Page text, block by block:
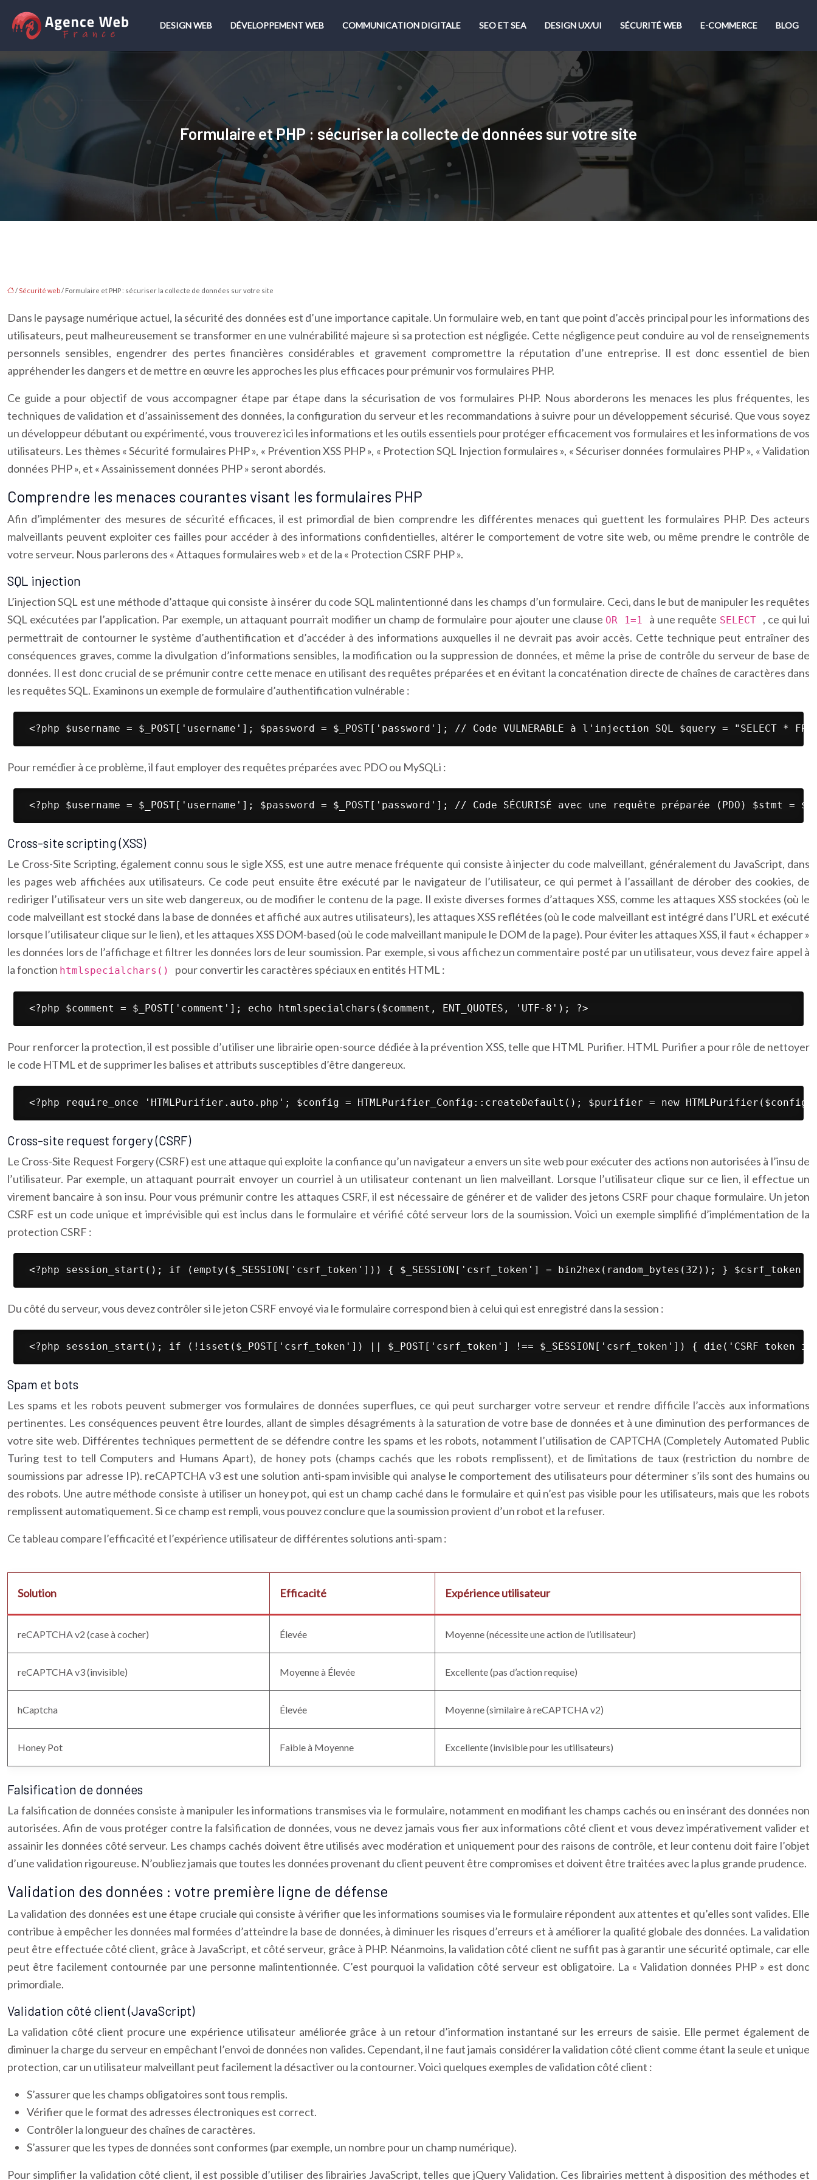
DESIGN WEB DÉVELOPPEMENT WEB COMMUNICATION DIGITALE SEO ET SEA DESIGN UX/UI SÉCURITÉ WEB E-COMMERCE BLOG
Formulaire et PHP : sécuriser la collecte de données sur votre site
/Sécurité web/ Formulaire et PHP : sécuriser la collecte de données sur votre site
Dans le paysage numérique actuel, la sécurité des données est d’une importance capitale. Un formulaire web, en tant que point d’accès principal pour les informations des
utilisateurs, peut malheureusement se transformer en une vulnérabilité majeure si sa protection est négligée. Cette négligence peut conduire au vol de renseignements
personnels sensibles, engendrer des pertes financières considérables et gravement compromettre la réputation d’une entreprise. Il est donc essentiel de bien
appréhender les dangers et de mettre en œuvre les approches les plus efficaces pour prémunir vos formulaires PHP.
Ce guide a pour objectif de vous accompagner étape par étape dans la sécurisation de vos formulaires PHP. Nous aborderons les menaces les plus fréquentes, les
techniques de validation et d’assainissement des données, la configuration du serveur et les recommandations à suivre pour un développement sécurisé. Que vous soyez
un développeur débutant ou expérimenté, vous trouverez ici les informations et les outils essentiels pour protéger efficacement vos formulaires et les informations de vos
utilisateurs. Les thèmes « Sécurité formulaires PHP », « Prévention XSS PHP », « Protection SQL Injection formulaires », « Sécuriser données formulaires PHP », « Validation
données PHP », et « Assainissement données PHP » seront abordés.
Comprendre les menaces courantes visant les formulaires PHP
Afin d’implémenter des mesures de sécurité efficaces, il est primordial de bien comprendre les différentes menaces qui guettent les formulaires PHP. Des acteurs
malveillants peuvent exploiter ces failles pour accéder à des informations confidentielles, altérer le comportement de votre site web, ou même prendre le contrôle de
votre serveur. Nous parlerons des « Attaques formulaires web » et de la « Protection CSRF PHP ».
SQL injection
L’injection SQL est une méthode d’attaque qui consiste à insérer du code SQL malintentionné dans les champs d’un formulaire. Ceci, dans le but de manipuler les requêtes
SQL exécutées par l’application. Par exemple, un attaquant pourrait modifier un champ de formulaire pour ajouter une clause OR 1=1 à une requête SELECT , ce qui lui
permettrait de contourner le système d’authentification et d’accéder à des informations auxquelles il ne devrait pas avoir accès. Cette technique peut entraîner des
conséquences graves, comme la divulgation d’informations sensibles, la modification ou la suppression de données, et même la prise de contrôle du serveur de base de
données. Il est donc crucial de se prémunir contre cette menace en utilisant des requêtes préparées et en évitant la concaténation directe de chaînes de caractères dans
les requêtes SQL. Examinons un exemple de formulaire d’authentification vulnérable :
<?php $username = $_POST['username']; $password = $_POST['password']; // Code VULNERABLE à l'injection SQL $query = "SELECT *
Pour remédier à ce problème, il faut employer des requêtes préparées avec PDO ou MySQLi :
<?php $username = $_POST['username']; $password = $_POST['password']; // Code SÉCURISÉ avec une requête préparée (PDO) $stmt
Cross-site scripting (XSS)
Le Cross-Site Scripting, également connu sous le sigle XSS, est une autre menace fréquente qui consiste à injecter du code malveillant, généralement du JavaScript, dans
les pages web affichées aux utilisateurs. Ce code peut ensuite être exécuté par le navigateur de l’utilisateur, ce qui permet à l’assaillant de dérober des cookies, de
rediriger l’utilisateur vers un site web dangereux, ou de modifier le contenu de la page. Il existe diverses formes d’attaques XSS, comme les attaques XSS stockées (où le
code malveillant est stocké dans la base de données et affiché aux autres utilisateurs), les attaques XSS reflétées (où le code malveillant est intégré dans l’URL et exécuté
lorsque l’utilisateur clique sur le lien), et les attaques XSS DOM-based (où le code malveillant manipule le DOM de la page). Pour éviter les attaques XSS, il faut « échapper »
les données lors de l’affichage et filtrer les données lors de leur soumission. Par exemple, si vous affichez un commentaire posté par un utilisateur, vous devez faire appel à
la fonction htmlspecialchars() pour convertir les caractères spéciaux en entités HTML :
<?php $comment = $_POST['comment']; echo htmlspecialchars($comment, ENT_QUOTES, 'UTF-8'); ?>
Pour renforcer la protection, il est possible d’utiliser une librairie open-source dédiée à la prévention XSS, telle que HTML Purifier. HTML Purifier a pour rôle de nettoyer
le code HTML et de supprimer les balises et attributs susceptibles d’être dangereux.
<?php require_once 'HTMLPurifier.auto.php'; $config = HTMLPurifier_Config::createDefault(); $purifier = new
Cross-site request forgery (CSRF)
Le Cross-Site Request Forgery (CSRF) est une attaque qui exploite la confiance qu’un navigateur a envers un site web pour exécuter des actions non autorisées à l’insu de
l’utilisateur. Par exemple, un attaquant pourrait envoyer un courriel à un utilisateur contenant un lien malveillant. Lorsque l’utilisateur clique sur ce lien, il effectue un
virement bancaire à son insu. Pour vous prémunir contre les attaques CSRF, il est nécessaire de générer et de valider des jetons CSRF pour chaque formulaire. Un jeton
CSRF est un code unique et imprévisible qui est inclus dans le formulaire et vérifié côté serveur lors de la soumission. Voici un exemple simplifié d’implémentation de la
protection CSRF :
<?php session_start(); if (empty($_SESSION['csrf_token'])) { $_SESSION['csrf_token'] = bin2hex(random_bytes(32)); } $csrf_token
Du côté du serveur, vous devez contrôler si le jeton CSRF envoyé via le formulaire correspond bien à celui qui est enregistré dans la session :
<?php session_start(); if (!isset($_POST['csrf_token']) || $_POST['csrf_token'] !== $_SESSION['csrf_token']) { die('CSRF
Spam et bots
Les spams et les robots peuvent submerger vos formulaires de données superflues, ce qui peut surcharger votre serveur et rendre difficile l’accès aux informations
pertinentes. Les conséquences peuvent être lourdes, allant de simples désagréments à la saturation de votre base de données et à une diminution des performances de
votre site web. Différentes techniques permettent de se défendre contre les spams et les robots, notamment l’utilisation de CAPTCHA (Completely Automated Public
Turing test to tell Computers and Humans Apart), de honey pots (champs cachés que les robots remplissent), et de limitations de taux (restriction du nombre de
soumissions par adresse IP). reCAPTCHA v3 est une solution anti-spam invisible qui analyse le comportement des utilisateurs pour déterminer s’ils sont des humains ou
des robots. Une autre méthode consiste à utiliser un honey pot, qui est un champ caché dans le formulaire et qui n’est pas visible pour les utilisateurs, mais que les robots
remplissent automatiquement. Si ce champ est rempli, vous pouvez conclure que la soumission provient d’un robot et la refuser.
Ce tableau compare l’efficacité et l’expérience utilisateur de différentes solutions anti-spam :
Solution Efficacité Expérience utilisateur
reCAPTCHA v2 (case à cocher) Élevée Moyenne (nécessite une action de l’utilisateur)
reCAPTCHA v3 (invisible) Moyenne à Élevée Excellente (pas d’action requise)
hCaptcha Élevée Moyenne (similaire à reCAPTCHA v2)
Honey Pot Faible à Moyenne Excellente (invisible pour les utilisateurs)
Falsification de données
La falsification de données consiste à manipuler les informations transmises via le formulaire, notamment en modifiant les champs cachés ou en insérant des données non
autorisées. Afin de vous protéger contre la falsification de données, vous ne devez jamais vous fier aux informations côté client et vous devez impérativement valider et
assainir les données côté serveur. Les champs cachés doivent être utilisés avec modération et uniquement pour des raisons de contrôle, et leur contenu doit faire l’objet
d’une validation rigoureuse. N’oubliez jamais que toutes les données provenant du client peuvent être compromises et doivent être traitées avec la plus grande prudence.
Validation des données : votre première ligne de défense
La validation des données est une étape cruciale qui consiste à vérifier que les informations soumises via le formulaire répondent aux attentes et qu’elles sont valides. Elle
contribue à empêcher les données mal formées d’atteindre la base de données, à diminuer les risques d’erreurs et à améliorer la qualité globale des données. La validation
peut être effectuée côté client, grâce à JavaScript, et côté serveur, grâce à PHP. Néanmoins, la validation côté client ne suffit pas à garantir une sécurité optimale, car elle
peut être facilement contournée par une personne malintentionnée. C’est pourquoi la validation côté serveur est obligatoire. La « Validation données PHP » est donc
primordiale.
Validation côté client (JavaScript)
La validation côté client procure une expérience utilisateur améliorée grâce à un retour d’information instantané sur les erreurs de saisie. Elle permet également de
diminuer la charge du serveur en empêchant l’envoi de données non valides. Cependant, il ne faut jamais considérer la validation côté client comme étant la seule et unique
protection, car un utilisateur malveillant peut facilement la désactiver ou la contourner. Voici quelques exemples de validation côté client :
S’assurer que les champs obligatoires sont tous remplis.
Vérifier que le format des adresses électroniques est correct.
Contrôler la longueur des chaînes de caractères.
S’assurer que les types de données sont conformes (par exemple, un nombre pour un champ numérique).
Pour simplifier la validation côté client, il est possible d’utiliser des librairies JavaScript, telles que jQuery Validation. Ces librairies mettent à disposition des méthodes et